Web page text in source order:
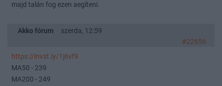
majd talán fog ezen aegíteni.
Akko fórum
szerda, 12:59
#22656
https://invst.ly/1j6vf9
MA50 - 239
MA200 - 249